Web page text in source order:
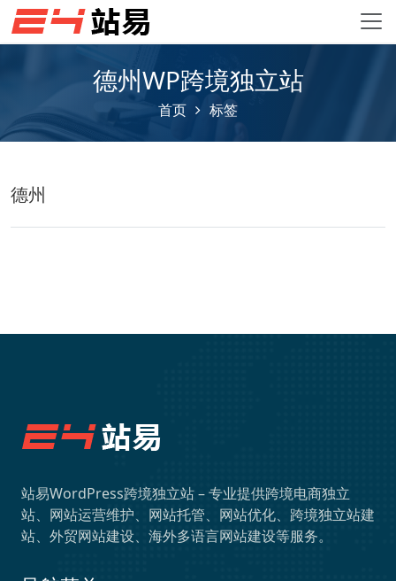
德州WP跨境独立站
首页 标签
德州
站易WordPress跨境独立站 – 专业提供跨境电商独立
站、网站运营维护、网站托管、网站优化、跨境独立站建
站、外贸网站建设、海外多语言网站建设等服务。